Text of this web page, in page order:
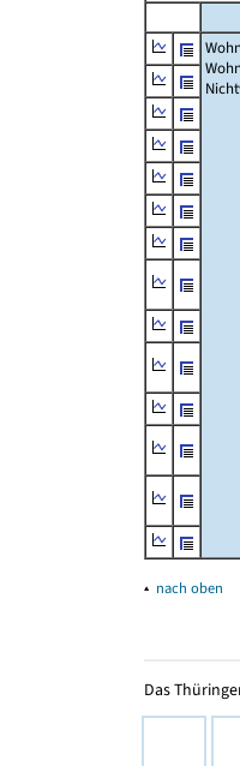
▴ nach oben
Das